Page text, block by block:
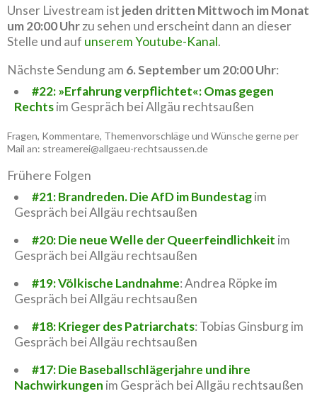
Unser Livestream ist jeden dritten Mittwoch im Monat
um 20:00 Uhrzu sehen und erscheint dann an dieser
Stelle und auf unserem Youtube-Kanal.
Nächste Sendung am 6. September um 20:00 Uhr:
#22: »Erfahrung verpflichtet«: Omas gegen
Rechtsim Gespräch bei Allgäu rechtsaußen
Fragen, Kommentare, Themenvorschläge und Wünsche gerne per
Mail an: streamerei@allgaeu-rechtsaussen.de
Frühere Folgen
#21: Brandreden. Die AfD im Bundestagim
Gespräch bei Allgäu rechtsaußen
#20: Die neue Welle der Queerfeindlichkeit im
Gespräch bei Allgäu rechtsaußen
#19: Völkische Landnahme: Andrea Röpke im
Gespräch bei Allgäu rechtsaußen
#18: Krieger des Patriarchats: Tobias Ginsburg im
Gespräch bei Allgäu rechtsaußen
#17: Die Baseballschlägerjahre und ihre
Nachwirkungen im Gespräch bei Allgäu rechtsaußen